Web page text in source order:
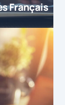
Français